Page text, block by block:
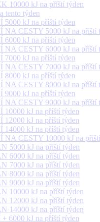
10000 kJ na příští týden
tento týden
kJ na příští týden
NA CESTY 5000 kJ na příští
kJ na příští týden
NA CESTY 6000 kJ na příští
kJ na příští týden
NA CESTY 7000 kJ na příští
kJ na příští týden
NA CESTY 8000 kJ na příští
kJ na příští týden
NA CESTY 9000 kJ na příští
kJ na příští týden
kJ na příští týden
kJ na příští týden
NA CESTY 10000 kJ na
5000 kJ na příští týden
6000 kJ na příští týden
7000 kJ na příští týden
8000 kJ na příští týden
9000 kJ na příští týden
10000 kJ na příští týden
12000 kJ na příští týden
14000 kJ na příští týden
6000 kJ na příští týden